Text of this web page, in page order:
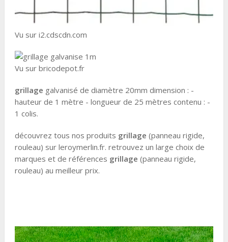
Vu sur i2.cdscdn.com
Vu sur bricodepot.fr
grillage galvanisé de diamètre 20mm dimension : -
hauteur de 1 mètre - longueur de 25 mètres contenu : -
1 colis.
découvrez tous nos produits grillage (panneau rigide,
rouleau) sur leroymerlin.fr. retrouvez un large choix de
marques et de références grillage (panneau rigide,
rouleau) au meilleur prix.